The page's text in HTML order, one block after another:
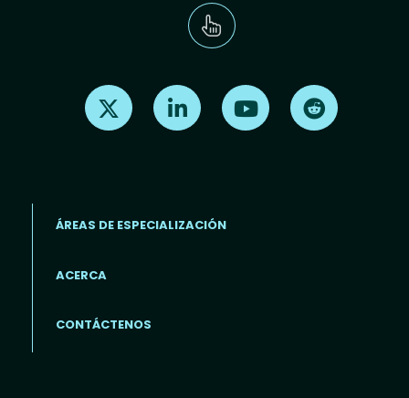
Find us on X Find us on LinkedInFind us on Youtube
Footer menu (ES)
ÁREAS DE ESPECIALIZACIÓN
ACERCA
CONTÁCTENOS